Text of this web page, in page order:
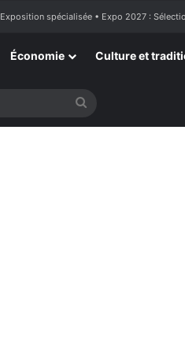
France : l’Assemblée nationale approuve «
Économie Culture et